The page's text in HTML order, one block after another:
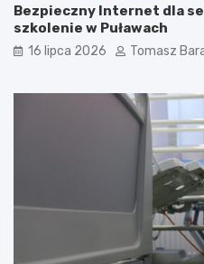
Bezpieczny Internet dla
szkolenie w Puławach
16 lipca 2026 Tomasz